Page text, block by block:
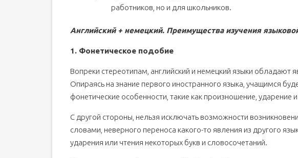
работников, но и для школьников.
Английский + немецкий. Преимущества изучения
1. Фонетическое подобие
Вопреки стереотипам, английский и немецкий языки обладают
Опираясь на знание первого иностранного языка, учащимся
фонетические особенности, такие как произношение, ударение
С другой стороны, нельзя исключать возможности
словами, неверного переноса какого-то явления из другого
ударения или чтения некоторых букв и словосочетаний.